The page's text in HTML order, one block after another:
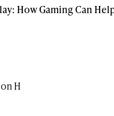
How Gaming Can
H